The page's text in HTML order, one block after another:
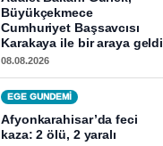
Büyükçekmece
Cumhuriyet Başsavcısı
Karakaya ile bir araya geldi
08.08.2026
EGE GUNDEMİ
Afyonkarahisar’da feci
kaza: 2 ölü, 2 yaralı